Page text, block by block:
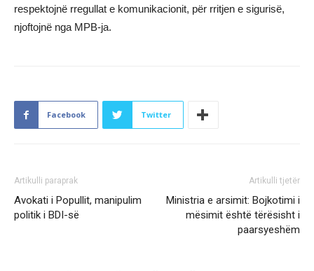
respektojnë rregullat e komunikacionit, për rritjen e sigurisë,
njoftojnë nga MPB-ja.
Facebook Twitter
Artikulli paraprak
Avokati i Popullit, manipulim
politik i BDI-së
Artikulli tjetër
Ministria e arsimit: Bojkotimi i
mësimit është tërësisht i
paarsyeshëm